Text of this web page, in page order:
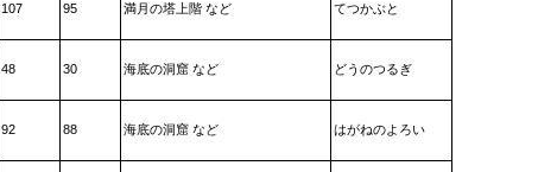
107 95 満月の塔上階 など てつかぶと
48 30 海底の洞窟 など どうのつるぎ
92 88 海底の洞窟 など はがねのよろい